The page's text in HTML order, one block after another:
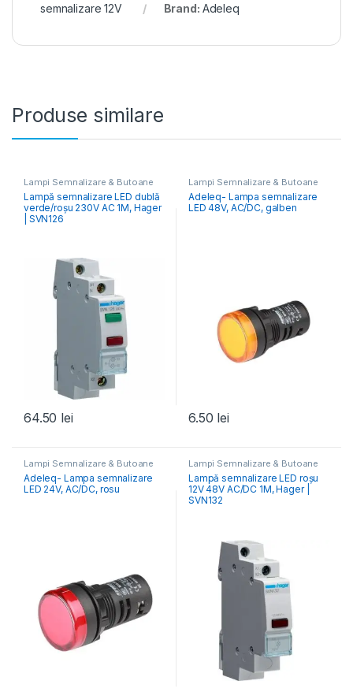
semnalizare 12V
Brand: Adeleq
Produse similare
Lampi Semnalizare & Butoane
Lampă semnalizare LED dublă
verde/roșu 230V AC 1M, Hager
| SVN126
64.50 lei
Lampi Semnalizare & Butoane
Adeleq- Lampa semnalizare
LED 48V, AC/DC, galben
6.50 lei
Lampi Semnalizare & Butoane
Adeleq- Lampa semnalizare
LED 24V, AC/DC, rosu
Lampi Semnalizare & Butoane
Lampă semnalizare LED roșu
12V 48V AC/DC 1M, Hager |
SVN132